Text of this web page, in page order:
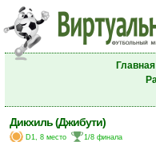
Главная|
Дикхиль (Джибути)
D1, 8 место
1/8 финала